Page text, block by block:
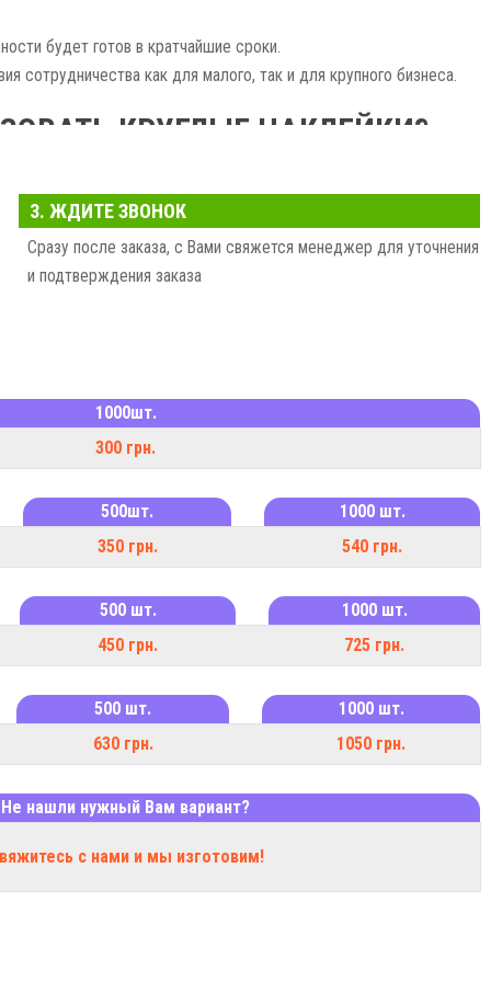
будет готов в кратчайшие сроки.
как для малого, так и для крупного бизнеса.
КРУГЛЫЕ НАКЛЕЙКИ?
более привлекательной и запоминающейся.
продукции, товаров, оборудования.
вашего магазина, кафе, офиса.
НАКЛЕЕК В «СФИНКСЕ» —
ПРОСТО!
пожелания.
отправим вам их транспортной компанией.
наклеек в «Сфинксе»!
услуг!
3. ЖДИТЕ ЗВОНОК
Сразу после заказа, с Вами свяжется менеджер для уточнения
и подтверждения заказа
1000шт.
300 грн.
500шт.
1000 шт.
350 грн. 540 грн.
500 шт.
1000 шт.
450 грн. 725 грн.
500 шт.
1000 шт.
630 грн. 1050 грн.
Не нашли нужный Вам вариант?
с нами и мы изготовим!